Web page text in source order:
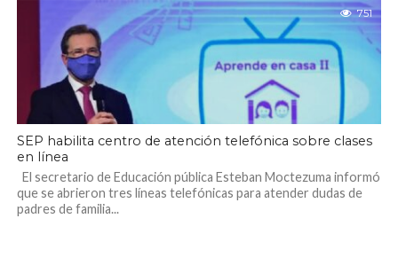
751
SEP habilita centro de atención telefónica sobre clases
en línea
El secretario de Educación pública Esteban Moctezuma informó
que se abrieron tres líneas telefónicas para atender dudas de
padres de familia...